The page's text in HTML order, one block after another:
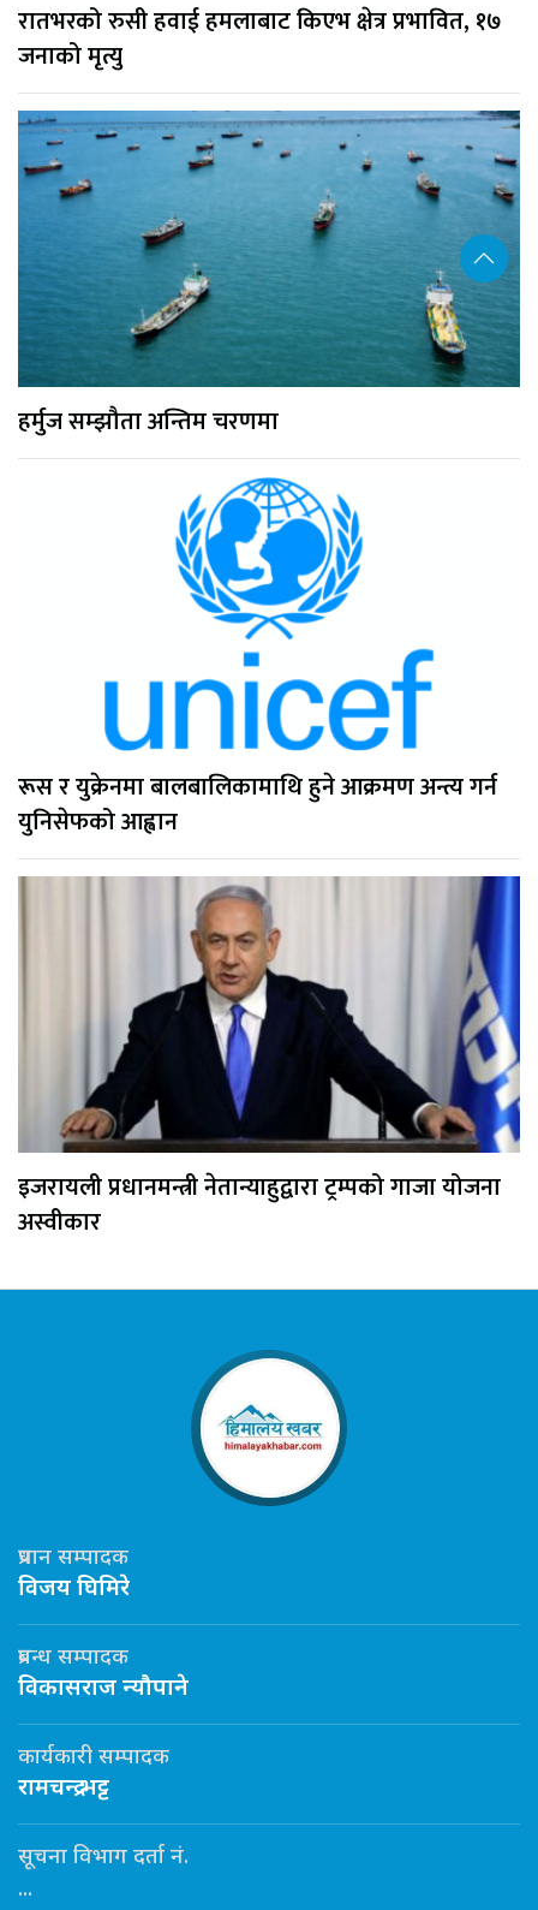
रातभरको रुसी हवाई हमलाबाट किएभ क्षेत्र प्रभावित, १७
जनाको मृत्यु
हर्मुज सम्झौता अन्तिम चरणमा
रूस र युक्रेनमा बालबालिकामाथि हुने आक्रमण अन्त्य गर्न
युनिसेफको आह्वान
इजरायली प्रधानमन्त्री नेतान्याहुद्वारा ट्रम्पको गाजा योजना
अस्वीकार
प्रधान सम्पादक
विजय घिमिरे
प्रबन्ध सम्पादक
विकासराज न्यौपाने
कार्यकारी सम्पादक
रामचन्द्र भट्ट
सूचना विभाग दर्ता नं.
...